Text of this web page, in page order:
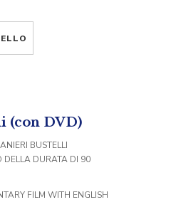
(con DVD)
BUSTELLI
DELLA DURATA DI 90
FILM WITH ENGLISH